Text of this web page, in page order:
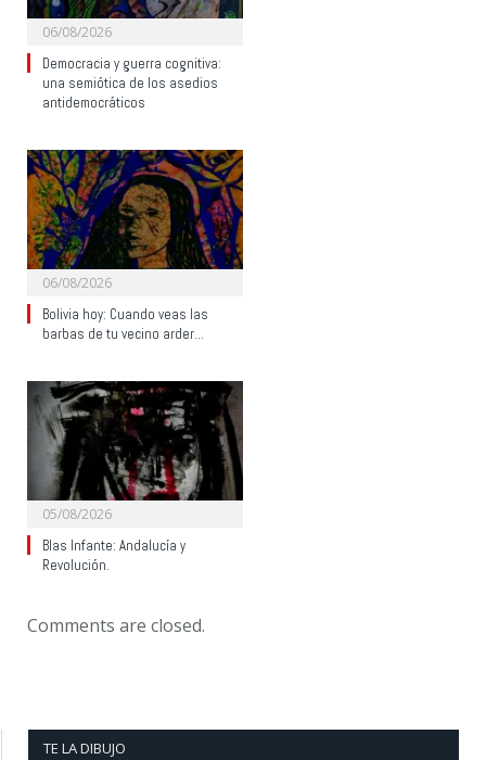
06/08/2026
Democracia y guerra cognitiva:
una semiótica de los asedios
antidemocráticos
06/08/2026
Bolivia hoy: Cuando veas las
barbas de tu vecino arder…
05/08/2026
Blas Infante: Andalucía y
Revolución.
Comments are closed.
TE LA DIBUJO